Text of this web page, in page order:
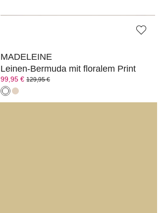
MADELEINE
Leinen-Bermuda mit floralem Print
99,95 € 129,95 €